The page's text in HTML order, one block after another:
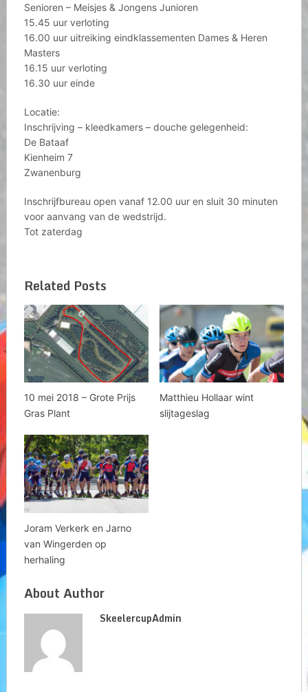
Senioren – Meisjes & Jongens Junioren
15.45 uur verloting
16.00 uur uitreiking eindklassementen Dames & Heren
Masters
16.15 uur verloting
16.30 uur einde
Locatie:
Inschrijving – kleedkamers – douche gelegenheid:
De Bataaf
Kienheim 7
Zwanenburg
Inschrijfbureau open vanaf 12.00 uur en sluit 30 minuten
voor aanvang van de wedstrijd.
Tot zaterdag
Related Posts
10 mei 2018 – Grote Prijs
Gras Plant
Matthieu Hollaar wint
slijtageslag
Joram Verkerk en Jarno
van Wingerden op
herhaling
About Author
SkeelercupAdmin